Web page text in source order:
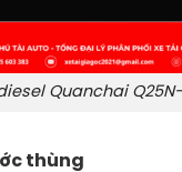
Quanchai Q25N-
thùng